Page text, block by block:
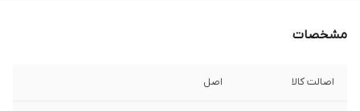
مشخصات
اصالت کالا اصل